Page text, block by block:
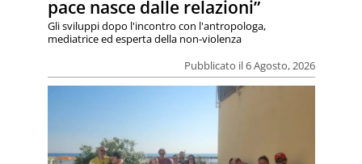
pace nasce dalle relazioni”
Pubblicato il 6 Agosto, 2026
Gli sviluppi dopo l'incontro con l'antropologa,
mediatrice ed esperta della non-violenza